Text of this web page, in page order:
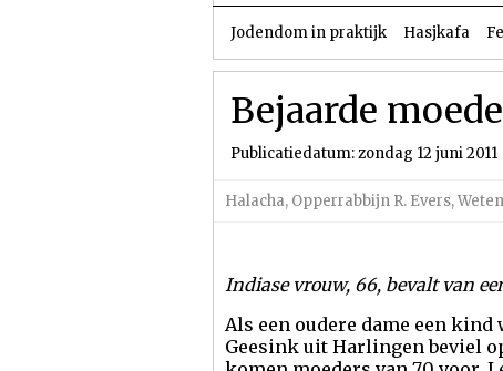
Jodendom in praktijk Hasjkafa
Bejaarde
Publicatiedatum: zondag 12 juni 2011
Halacha, Opperrabbijn R. Evers,
Indiase vrouw, 66, bevalt van
Als een oudere dame een
Geesink uit Harlingen beviel